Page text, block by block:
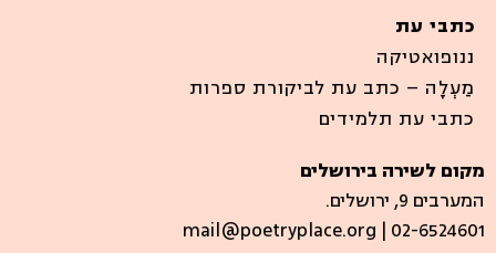
כתבי עת
ננופואטיקה
מַעְלָה – כתב עת לביקורת ספרות
כתבי עת תלמידים
מקום לשירה בירושלים
המערבים 9, ירושלים.
mail@poetryplace.org | 02-6524601